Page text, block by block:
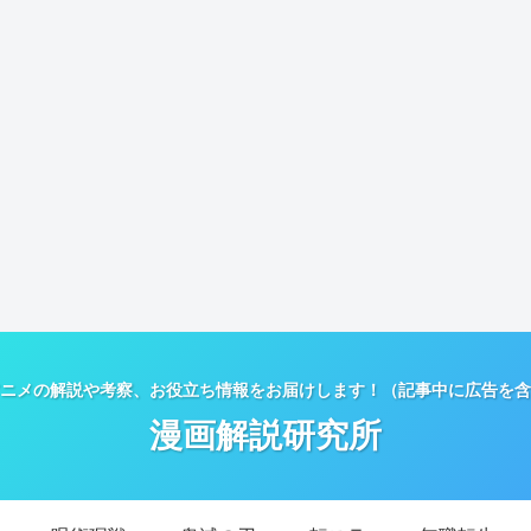
メの解説や考察、お役立ち情報をお届けします！（記事中に広告を
漫画解説研究所